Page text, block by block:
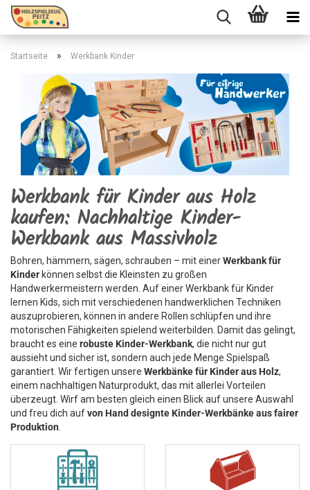
Startseite » Werkbank Kinder
Werkbank für Kinder aus Holz
kaufen: Nachhaltige Kinder-
Werkbank aus Massivholz
Bohren, hämmern, sägen, schrauben – mit einerWerkbank für
Kinder können selbst die Kleinsten zu großen
Handwerkermeistern werden. Auf einer Werkbank für Kinder
lernen Kids, sich mit verschiedenen handwerklichen Techniken
auszuprobieren, können in andere Rollen schlüpfen und ihre
motorischen Fähigkeiten spielend weiterbilden. Damit das gelingt,
braucht es eine robuste Kinder-Werkbank, die nicht nur gut
aussieht und sicher ist, sondern auch jede Menge Spielspaß
garantiert. Wir fertigen unsere Werkbänke für Kinder aus Holz,
einem nachhaltigen Naturprodukt, das mit allerlei Vorteilen
überzeugt. Wirf am besten gleich einen Blick auf unsere Auswahl
und freu dich aufvon Hand designte Kinder-Werkbänke aus fairer
Produktion.